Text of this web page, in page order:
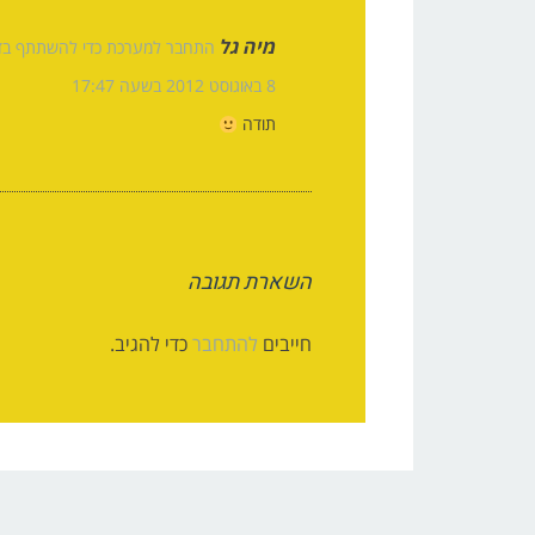
מיה גל התחבר למערכת כדי להשתתף
8 באוגוסט 2012 בשעה 17:47
תודה
השארת תגובה
חייבים להתחברכדי להגיב.